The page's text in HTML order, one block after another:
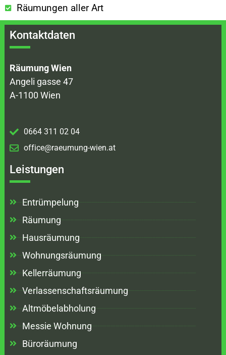
Räumungen aller Art
Kontaktdaten
Räumung Wien
Angeli gasse 47
A-1100 Wien
0664 311 02 04
office@raeumung-wien.at
Leistungen
Entrümpelung
Räumung
Hausräumung
Wohnungsräumung
Kellerräumung
Verlassenschaftsräumung
Altmöbelabholung
Messie Wohnung
Büroräumung